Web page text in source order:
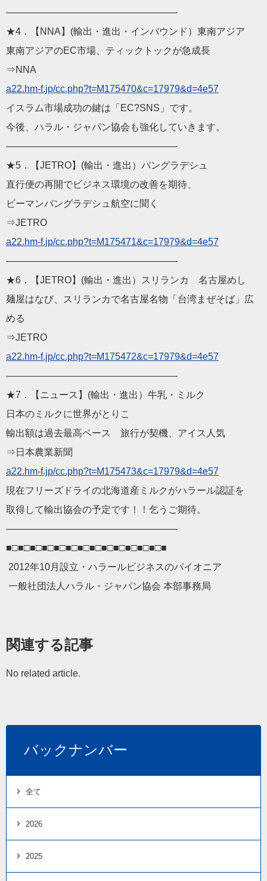
——————————————————
★4．【NNA】(輸出・進出・インバウンド）東南アジア
東南アジアのEC市場、ティックトックが急成長
⇒NNA
a22.hm-f.jp/cc.php?t=M175470&c=17979&d=4e57
イスラム市場成功の鍵は「EC?SNS」です。
今後、ハラル・ジャパン協会も強化していきます。
——————————————————
★5．【JETRO】(輸出・進出）バングラデシュ
直行便の再開でビジネス環境の改善を期待、
ビーマンバングラデシュ航空に聞く
⇒JETRO
a22.hm-f.jp/cc.php?t=M175471&c=17979&d=4e57
——————————————————
★6．【JETRO】(輸出・進出）スリランカ 名古屋めし
麺屋はなび、スリランカで名古屋名物「台湾まぜそば」広
める
⇒JETRO
a22.hm-f.jp/cc.php?t=M175472&c=17979&d=4e57
——————————————————
★7．【ニュース】(輸出・進出）牛乳・ミルク
日本のミルクに世界がとりこ
輸出額は過去最高ペース 旅行が契機、アイス人気
⇒日本農業新聞
a22.hm-f.jp/cc.php?t=M175473&c=17979&d=4e57
現在フリーズドライの北海道産ミルクがハラール認証を
取得して輸出協会の予定です！！乞うご期待。
——————————————————
■□■□■□■□■□■□■□■□■□■□■□■□■□■
2012年10月設立・ハラールビジネスのパイオニア
一般社団法人ハラル・ジャパン協会 本部事務局
関連する記事
No related article.
バックナンバー
全て
2026
2025